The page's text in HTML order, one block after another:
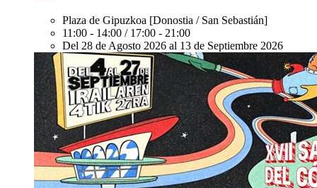
Plaza de Gipuzkoa [Donostia / San Sebastián]
11:00 - 14:00 / 17:00 - 21:00
Del 28 de Agosto 2026 al 13 de Septiembre 2026